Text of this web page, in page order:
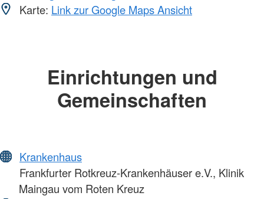
Karte: Link zur Google Maps Ansicht
Einrichtungen und
Gemeinschaften
Krankenhaus
Frankfurter Rotkreuz-Krankenhäuser e.V., Klinik
Maingau vom Roten Kreuz